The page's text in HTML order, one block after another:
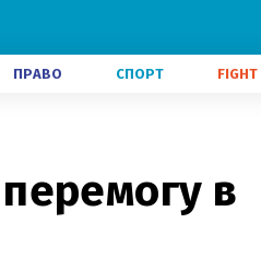
ПРАВО СПОРТ FIGHT
в